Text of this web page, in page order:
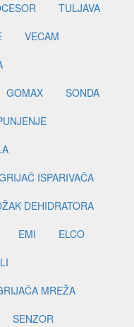
TULJAVA
VECAM
GOMAX
SONDA
ISPARIVAČA
DEHIDRATORA
EMI
ELCO
MREŽA
SENZOR